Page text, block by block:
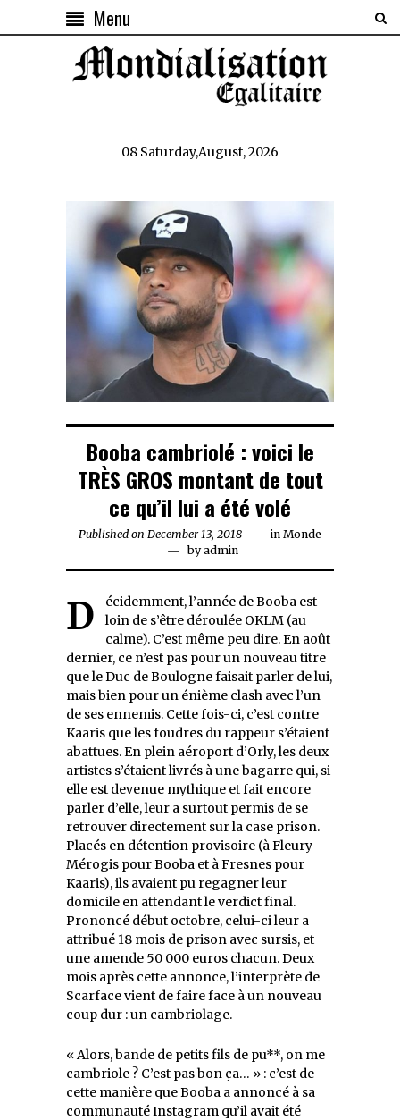
Menu
08 Saturday,August, 2026
Booba cambriolé : voici le
TRÈS GROS montant de tout
ce qu’il lui a été volé
Published on December 13, 2018 December
in Monde
byadmin
Décidemment, l’année de Booba est
loin de s’être déroulée OKLM (au
calme). C’est même peu dire. En août
dernier, ce n’est pas pour un nouveau titre
que le Duc de Boulogne faisait parler de lui,
mais bien pour un énième clash avec l’un
de ses ennemis. Cette fois-ci, c’est contre
Kaaris que les foudres du rappeur s’étaient
abattues. En plein aéroport d’Orly, les deux
artistes s’étaient livrés à une bagarre qui, si
elle est devenue mythique et fait encore
parler d’elle, leur a surtout permis de se
retrouver directement sur la case prison.
Placés en détention provisoire (à Fleury-
Mérogis pour Booba et à Fresnes pour
Kaaris), ils avaient pu regagner leur
domicile en attendant le verdict final.
Prononcé début octobre, celui-ci leur a
attribué 18 mois de prison avec sursis, et
une amende 50 000 euros chacun. Deux
mois après cette annonce, l’interprète de
Scarface vient de faire face à un nouveau
coup dur : un cambriolage.
« Alors, bande de petits fils de pu**, on me
cambriole ? C’est pas bon ça… » : c’est de
cette manière que Booba a annoncé à sa
communauté Instagram qu’il avait été